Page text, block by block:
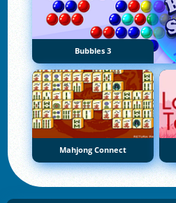
Bubbles 3
Mahjong Connect